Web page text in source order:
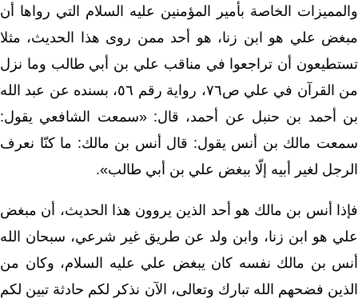
والمميزات الخاصة بأمير المؤمنين عليه السلام التي رواها أن
مبغض علي هو ابن زنا، هو أحد ممن روى هذا الحديث، مثلا
تستطيعون أن تراجعوا في مناقب علي بن أبي طالب وما نزل
من القرآن في علي ص٧٦، رواية رقم ٥٦، بسنده عن عبد الله
بن أحمد بن حنبل عن أحمد، قال: «سمعت الشافعي يقول:
سمعت مالك بن أنس يقول: قال أنس بن مالك: ما كنّا نعرف
الرجل لغير أبيه إلّا ببغض علي بن أبي طالب».
فإذا أنس بن مالك هو أحد الذين يروون هذا الحديث، أن مبغض
علي هو ابن زنا، وابن ولد عن طريق غير شرعي، سبحان الله
أنس بن مالك نفسه كان يبغض علي عليه السلام، وكان من
الذين فضحهم الله تبارك وتعالى، الآن نذكر لكم حادثة تبين لكم